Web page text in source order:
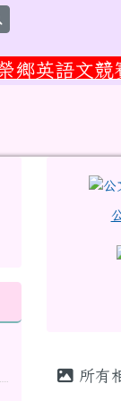
民小
鄉英語文
欣嬨同學
web-
docs/mw01iteg
index2-
上中
主內
所有